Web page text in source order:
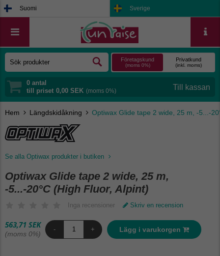
Suomi Sverige
Företagskund
(moms 0%)
Privatkund
(inkl. moms)
0 antal
till priset 0,00 SEK (moms 0%)
Hem Längdskidåkning Optiwax Glide tape 2 wide, 25 m, -5...-
Optiwax Glide tape 2 wide, 25 m,
-5...-20°C (High Fluor, Alpint)
Inga recensioner Skriv en recension
Se alla Optiwax produkter i butiken
563,71 SEK
(moms 0%)
- + Lägg i varukorgen